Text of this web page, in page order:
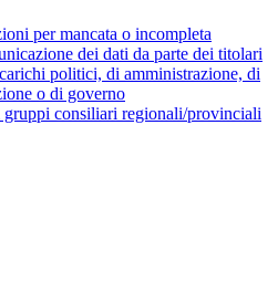
per mancata o incompleta
dei dati da parte dei titolari
politici, di amministrazione, di
o di governo
gruppi consiliari regionali/provinciali